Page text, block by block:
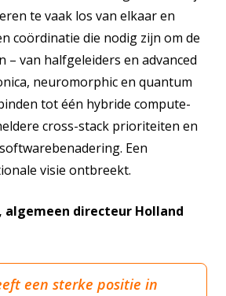
te vaak los van elkaar en
coördinatie die nodig zijn om de
– van halfgeleiders en advanced
neuromorphic en quantum
tot één hybride compute-
cross-stack prioriteiten en
Een
visie ontbreekt.
algemeen directeur Holland
een sterke positie in